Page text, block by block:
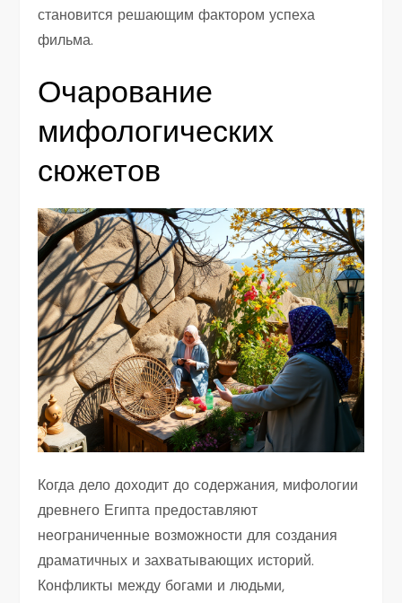
становится решающим фактором успеха
фильма.
Очарование
мифологических
сюжетов
Когда дело доходит до содержания, мифологии
древнего Египта предоставляют
неограниченные возможности для создания
драматичных и захватывающих историй.
Конфликты между богами и людьми,